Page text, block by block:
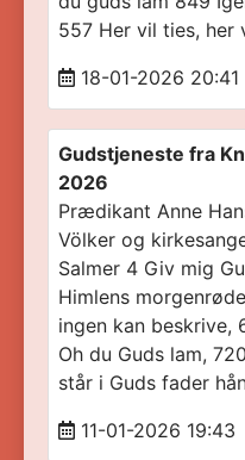
557 Her vil ties, her
18-01-2026
Gudstjeneste fra
2026
Prædikant Anne
Völker og
Salmer 4 Giv mig
Himlens
ingen kan beskrive,
Oh du Guds lam,
står i Guds fader
11-01-2026